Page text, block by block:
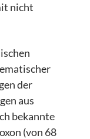
nicht
der
aus
bekannte
(von 68